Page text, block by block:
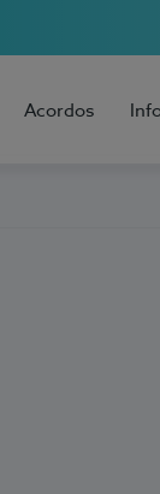
Acordos